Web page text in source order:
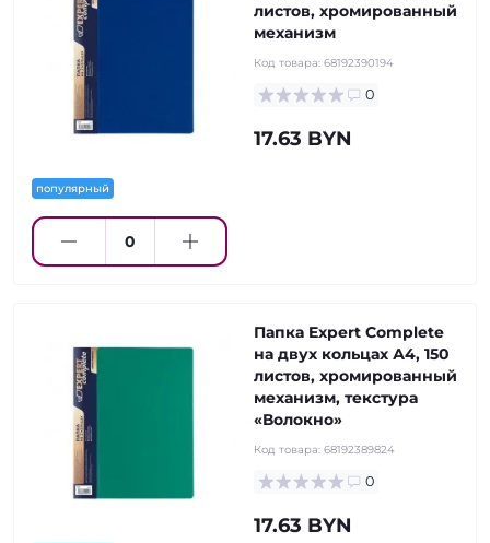
популярный
листов, хромированный
механизм
Код товара: 68192390194
0
17.63 BYN
Папка Expert Complete
на двух кольцах А4, 150
листов, хромированный
механизм, текстура
«Волокно»
Код товара: 68192389824
0
17.63 BYN